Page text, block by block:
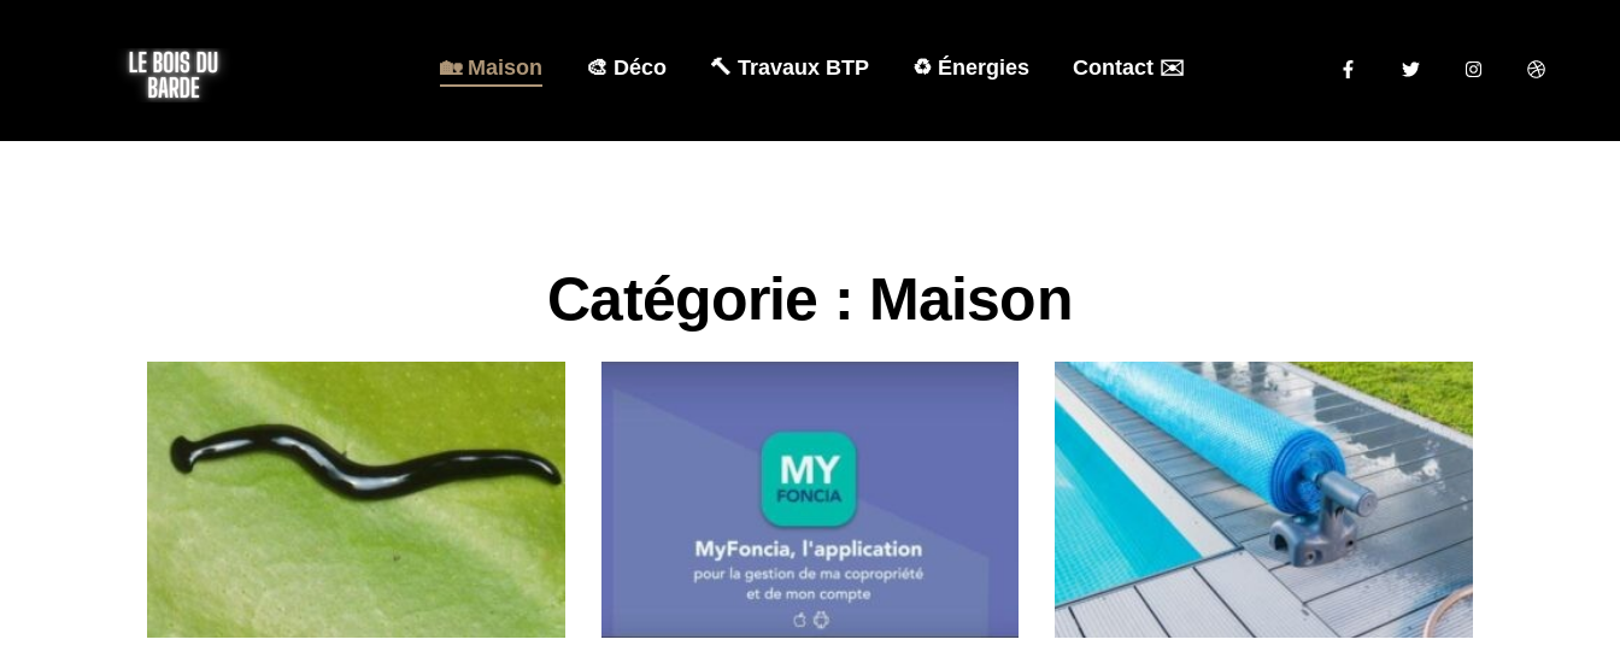
🏡 Maison 🎨 Déco 🔨 Travaux BTP ♻️ Énergies Contact ✉️
Catégorie : Maison